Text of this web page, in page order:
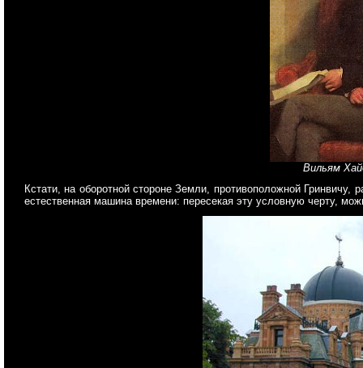
Вильям
Кстати, на оборотной стороне Земли, противоположной
естественная машина времени: пересекая эту условную черту,